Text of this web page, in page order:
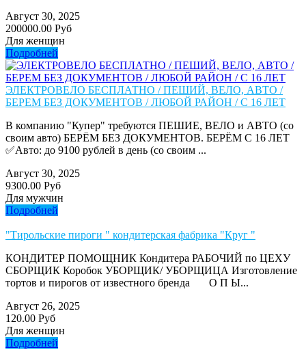
Август 30, 2025
200000.00 Руб
Для женщин
Подробней
ЭЛЕКТРОВЕЛО БЕСПЛАТНО / ПЕШИЙ, ВЕЛО, АВТО /
БЕРЕМ БЕЗ ДОКУМЕНТОВ / ЛЮБОЙ РАЙОН / С 16 ЛЕТ
В компанию "Купер" требуются ПЕШИЕ, ВЕЛО и АВТО (со
своим авто) БЕРЁМ БЕЗ ДОКУМЕНТОВ. БЕРЁМ С 16 ЛЕТ
✅Авто: до 9100 рублей в день (со своим ...
Август 30, 2025
9300.00 Руб
Для мужчин
Подробней
"Тирольские пироги " кондитерская фабрика "Круг "
КОНДИТЕР ПОМОЩНИК Кондитера РАБОЧИЙ по ЦЕХУ
СБОРЩИК Коробок УБОРЩИК/ УБОРЩИЦА Изготовление
тортов и пирогов от известного бренда О П Ы...
Август 26, 2025
120.00 Руб
Для женщин
Подробней